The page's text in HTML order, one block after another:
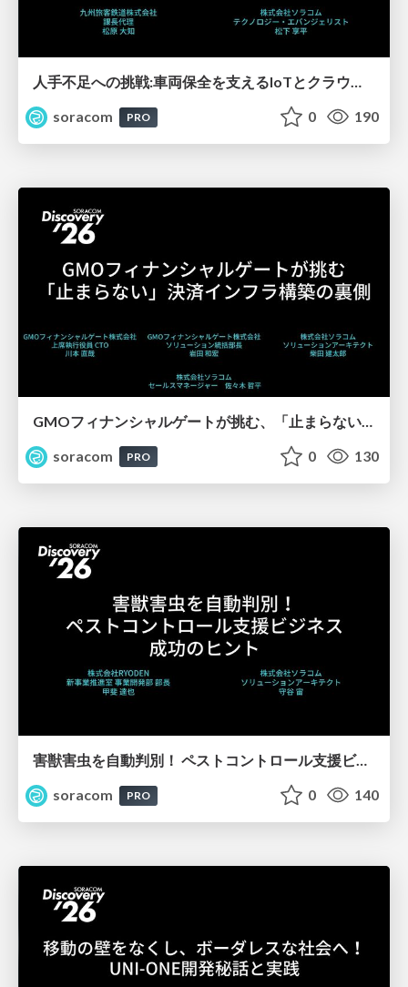
人手不足への挑戦:車両保全を支えるIoTとクラウド内製化の道【SORACOM Discovery 2026】
soracom
PRO 0 190
soracom
PRO 0 130
害獣害虫を自動判別！ ペストコントロール支援ビジネス成功のヒント【SORACOM Discovery 2026】
soracom
PRO 0 140